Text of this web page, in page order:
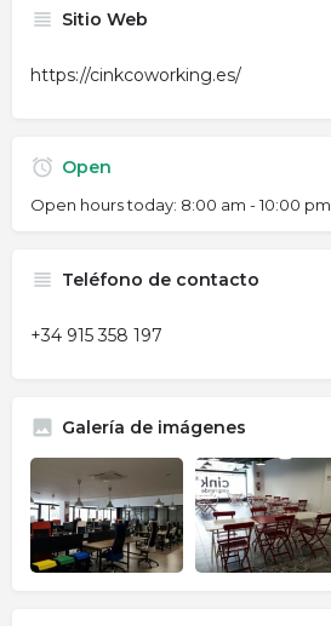
Sitio Web
https://cinkcoworking.es/
Open
Open hours today: 8:00 am - 10:00 pm
Teléfono de contacto
+34 915 358 197
Galería de imágenes